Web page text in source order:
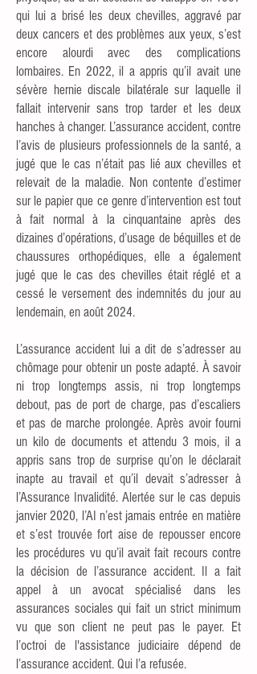
qui lui a brisé les deux chevilles, aggravé par
deux cancers et des problèmes aux yeux, s’est
encore alourdi avec des complications
lombaires. En 2022, il a appris qu’il avait une
sévère hernie discale bilatérale sur laquelle il
fallait intervenir sans trop tarder et les deux
hanches à changer. L’assurance accident, contre
l’avis de plusieurs professionnels de la santé, a
jugé que le cas n’était pas lié aux chevilles et
relevait de la maladie. Non contente d’estimer
sur le papier que ce genre d’intervention est tout
à fait normal à la cinquantaine après des
dizaines d’opérations, d’usage de béquilles et de
chaussures orthopédiques, elle a également
jugé que le cas des chevilles était réglé et a
cessé le versement des indemnités du jour au
lendemain, en août 2024.
L’assurance accident lui a dit de s’adresser au
chômage pour obtenir un poste adapté. À savoir
ni trop longtemps assis, ni trop longtemps
debout, pas de port de charge, pas d’escaliers
et pas de marche prolongée. Après avoir fourni
un kilo de documents et attendu 3 mois, il a
appris sans trop de surprise qu’on le déclarait
inapte au travail et qu’il devait s’adresser à
l’Assurance Invalidité. Alertée sur le cas depuis
janvier 2020, l’AI n’est jamais entrée en matière
et s’est trouvée fort aise de repousser encore
les procédures vu qu’il avait fait recours contre
la décision de l’assurance accident. Il a fait
appel à un avocat spécialisé dans les
assurances sociales qui fait un strict minimum
vu que son client ne peut pas le payer. Et
l’octroi de l'assistance judiciaire dépend de
l’assurance accident. Qui l’a refusée.